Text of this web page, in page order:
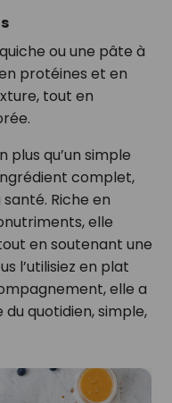
ou une pâte à
protéines et en
tout en
plus qu’un simple
complet,
Riche en
elle
en soutenant une
l’utilisiez en plat
elle a
quotidien, simple,